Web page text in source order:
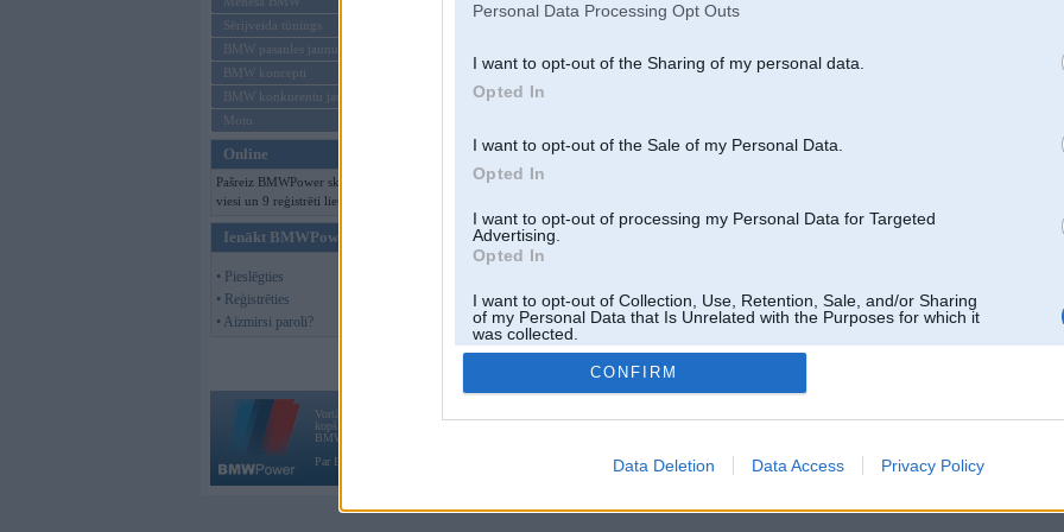
Personal Data Processing Opt Outs
I want to opt-out of the Sharing of my personal data.
Opted In
I want to opt-out of the Sale of my Personal Data.
Opted In
I want to opt-out of processing my Personal Data for Targeted
Advertising.
Opted In
I want to opt-out of Collection, Use, Retention, Sale, and/or Sharing
of my Personal Data that Is Unrelated with the Purposes for which it
was collected.
Opted Out
CONFIRM
Data Deletion Data Access Privacy Policy
Sērijveida tūnings
BMW pasaules jaunumi
BMW koncepti
BMW konkurentu jaunumi
Moto
Online
Pašreiz BMWPower skatās 138
viesi un 9 reģistrēti lietotāji.
Ienākt BMWPower
• Pieslēgties
• Reģistrēties
• Aizmirsi paroli?
Vortāls BMWPower.lv darbojas
kopš 2002. gada 14. maija. Tas nav auto klubs un nav saistīts ar
BMW AG.
Par BMWPower